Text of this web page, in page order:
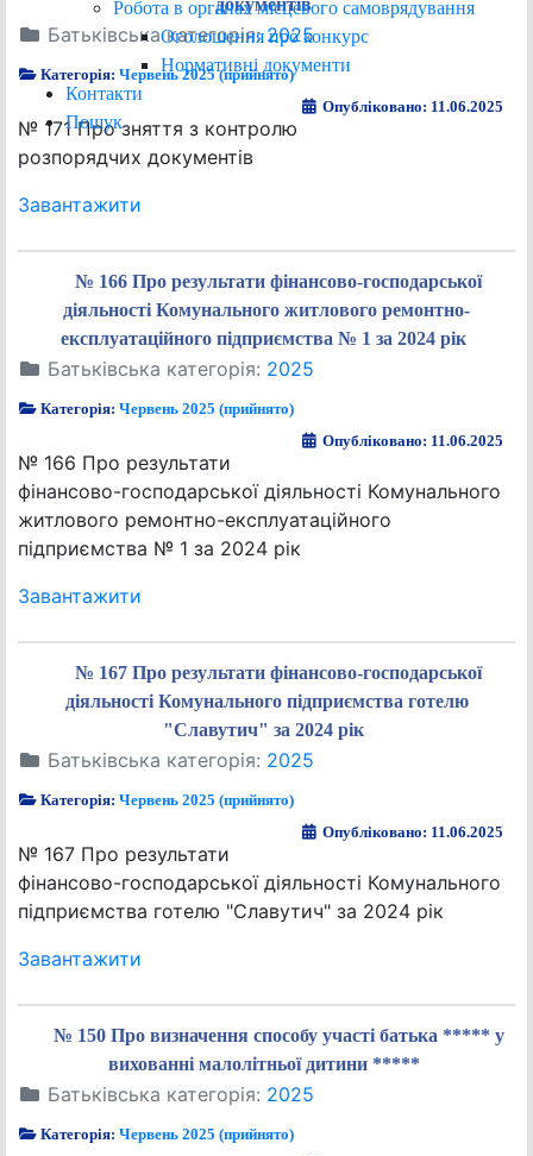
Робота в органах місцевого самоврядування
Оголошення про конкурс
Нормативні документи
Контакти
Пошук
документів
Батьківська категорія:2025
Категорія:Червень 2025 (прийнято)
Опубліковано: 11.06.2025
№ 171 Про зняття з контролю
розпорядчих документів
Завантажити
№ 166 Про результати фінансово-господарської
діяльності Комунального житлового ремонтно-
експлуатаційного підприємства № 1 за 2024 рік
Батьківська категорія: 2025
Категорія:Червень 2025 (прийнято)
Опубліковано: 11.06.2025
№ 166 Про результати
фінансово-господарської діяльності Комунального
житлового ремонтно-експлуатаційного
підприємства № 1 за 2024 рік
Завантажити
№ 167 Про результати фінансово-господарської
діяльності Комунального підприємства готелю
"Славутич" за 2024 рік
Батьківська категорія: 2025
Категорія:Червень 2025 (прийнято)
Опубліковано: 11.06.2025
№ 167 Про результати
фінансово-господарської діяльності Комунального
підприємства готелю "Славутич" за 2024 рік
Завантажити
№ 150 Про визначення способу участі батька ***** у
вихованні малолітньої дитини *****
Батьківська категорія: 2025
Категорія:Червень 2025 (прийнято)